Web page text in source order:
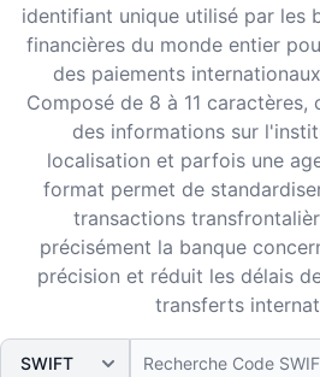
identifiant unique utilisé par les
financières du monde entier
des paiements
Composé de 8 à 11
des informations sur
localisation et parfois une
format permet de
transactions
précisément la banque
précision et réduit les délais
transferts